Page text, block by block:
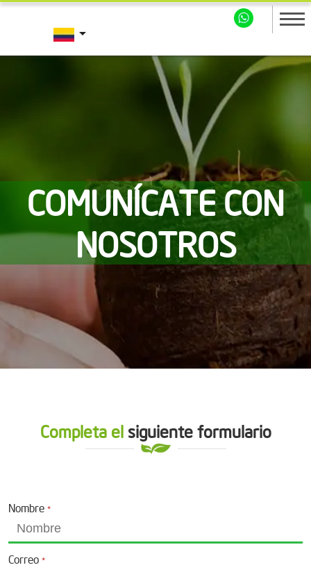
arrow_drop_down
COMUNÍCATE CON
NOSOTROS
Completa elsiguiente formulario
Nombre *
Correo *